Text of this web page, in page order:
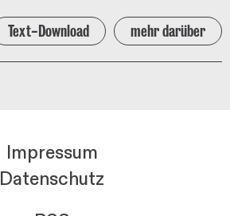
Text-Download mehr darüber
Impressum
Datenschutz